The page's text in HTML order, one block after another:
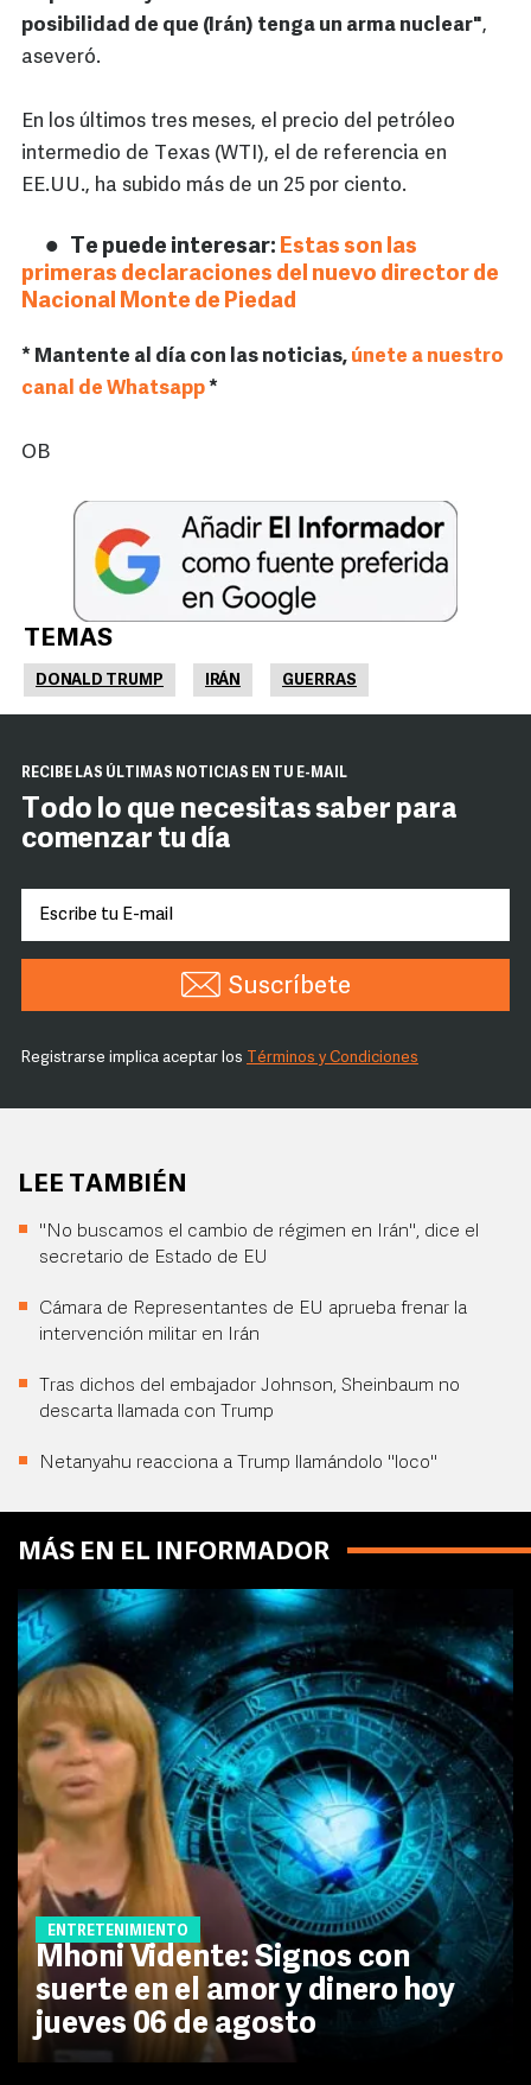
posibilidad de que (Irán) tenga un arma nuclear",
aseveró.
En los últimos tres meses, el precio del petróleo
intermedio de Texas (WTI), el de referencia en
EE.UU., ha subido más de un 25 por ciento.
Te puede interesar: Estas son las
primeras declaraciones del nuevo director de
Nacional Monte de Piedad
* Mantente al día con las noticias, únete a nuestro
canal de Whatsapp*
OB
TEMAS
DONALD TRUMP IRÁN GUERRAS
RECIBE LAS ÚLTIMAS NOTICIAS EN TU E-MAIL
Todo lo que necesitas saber para
comenzar tu día
Suscríbete
Registrarse implica aceptar los Términos y Condiciones
LEE TAMBIÉN
"No buscamos el cambio de régimen en Irán", dice el
secretario de Estado de EU
Cámara de Representantes de EU aprueba frenar la
intervención militar en Irán
Tras dichos del embajador Johnson, Sheinbaum no
descarta llamada con Trump
Netanyahu reacciona a Trump llamándolo "loco"
MÁS EN EL INFORMADOR
ENTRETENIMIENTO
Mhoni Vidente: Signos con
suerte en el amor y dinero hoy
jueves 06 de agosto